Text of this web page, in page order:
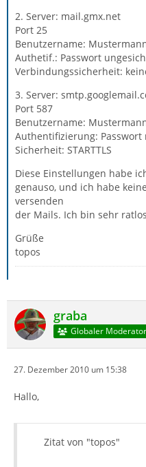
2. Server: mail.gmx.net
Port 25
Benutzername:
Authetif.: Passwort
Verbindungssicherheit:
3. Server:
Port 587
Benutzername:
Authentifizierung: Passwort
Sicherheit: STARTTLS
Diese Einstellungen habe
genauso, und ich habe
versenden
der Mails. Ich bin sehr
Grüße
topos
graba
Globaler Moderator
27. Dezember 2010 um 15:38
Hallo,
Zitat von "topos"